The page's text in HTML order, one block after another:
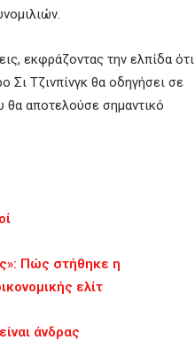
εκφράζοντας την ελπίδα ότι
Σι Τζινπίνγκ θα οδηγήσει σε
θα αποτελούσε σημαντικό
Πώς στήθηκε η
ελίτ
άνδρας